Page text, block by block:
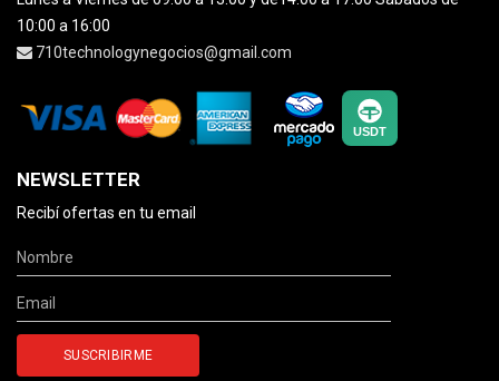
10:00 a 16:00
710technologynegocios@gmail.com
NEWSLETTER
Recibí ofertas en tu email